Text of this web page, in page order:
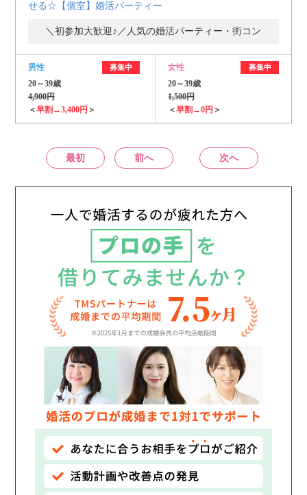
せる☆【個室】婚活パーティー
＼初参加大歓迎♪／人気の婚活パーティー・街コン
男性 募集中
20～39歳
4,900円
＜早割→3,400円 ＞
女性 募集中
20～39歳
1,500円
＜早割→0円 ＞
最初 前へ 次へ